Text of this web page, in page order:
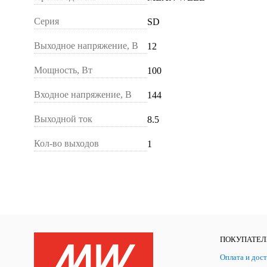
Серия SD
Выходное напряжение, В 12
Мощность, Вт 100
Входное напряжение, В 144
Выходной ток 8.5
Кол-во выходов 1
Оплата и